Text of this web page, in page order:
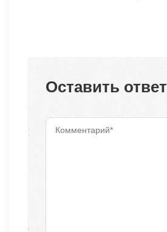
Оставить ответ